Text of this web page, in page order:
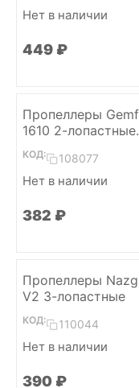
Нет в наличии
‍449‍ ₽
Пропеллеры
1610 2-лопастные
1.5мм (Grey, 2L+2R)
КОД: 108077
Нет в наличии
‍382‍ ₽
Пропеллеры
V2 3-лопастные
КОД: 110044
Нет в наличии
‍390‍ ₽